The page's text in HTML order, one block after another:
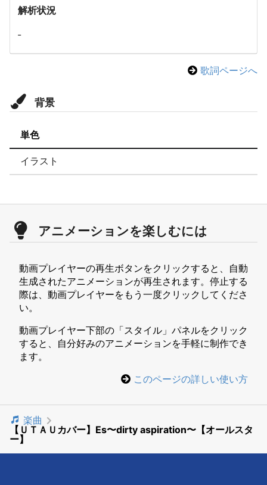
解析状況
-
歌詞ページへ
背景
単色
イラスト
アニメーションを楽しむには
動画プレイヤーの再生ボタンをクリックすると、自動
生成されたアニメーションが再生されます。停止する
際は、動画プレイヤーをもう一度クリックしてくださ
い。
動画プレイヤー下部の「スタイル」パネルをクリック
すると、自分好みのアニメーションを手軽に制作でき
ます。
このページの詳しい使い方
楽曲
【ＵＴＡＵカバー】Es〜dirty aspiration〜【オールスタ
ー】